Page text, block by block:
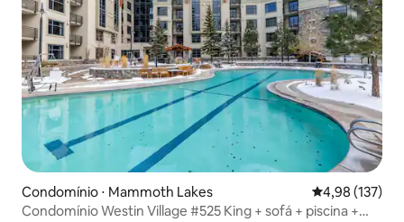
Condomínio ⋅ Mammoth Lakes 4,98 de uma
4,98 (137)
Condomínio Westin Village #525 King + sofá + piscina +